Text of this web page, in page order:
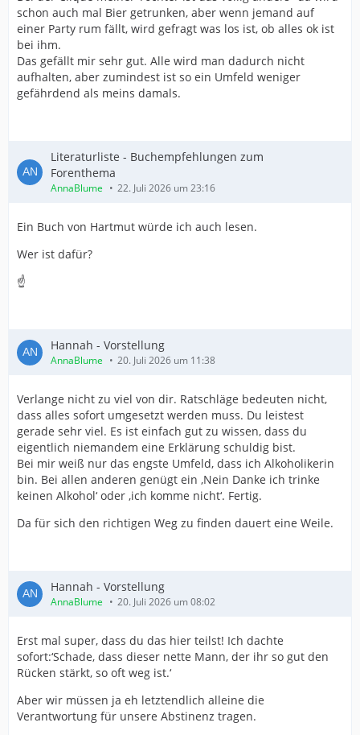
schon auch mal Bier getrunken, aber wenn jemand auf
einer Party rum fällt, wird gefragt was los ist, ob alles ok ist
bei ihm.
Das gefällt mir sehr gut. Alle wird man dadurch nicht
aufhalten, aber zumindest ist so ein Umfeld weniger
gefährdend als meins damals.
Literaturliste - Buchempfehlungen zum
Forenthema
AnnaBlume 22. Juli 2026 um 23:16
Ein Buch von Hartmut würde ich auch lesen.
Wer ist dafür?
☝️
Hannah - Vorstellung
AnnaBlume 20. Juli 2026 um 11:38
Verlange nicht zu viel von dir. Ratschläge bedeuten nicht,
dass alles sofort umgesetzt werden muss. Du leistest
gerade sehr viel. Es ist einfach gut zu wissen, dass du
eigentlich niemandem eine Erklärung schuldig bist.
Bei mir weiß nur das engste Umfeld, dass ich Alkoholikerin
bin. Bei allen anderen genügt ein ‚Nein Danke ich trinke
keinen Alkohol‘ oder ‚ich komme nicht‘. Fertig.
Da für sich den richtigen Weg zu finden dauert eine Weile.
Hannah - Vorstellung
AnnaBlume 20. Juli 2026 um 08:02
Erst mal super, dass du das hier teilst! Ich dachte
sofort:‘Schade, dass dieser nette Mann, der ihr so gut den
Rücken stärkt, so oft weg ist.‘
Aber wir müssen ja eh letztendlich alleine die
Verantwortung für unsere Abstinenz tragen.